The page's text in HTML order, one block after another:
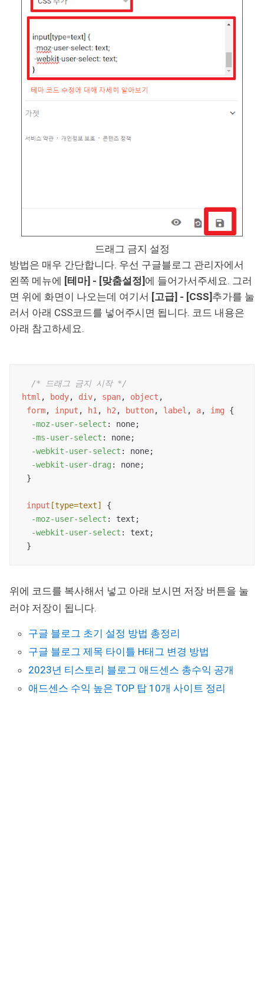
드래그 금지 설정
방법은 매우 간단합니다. 우선 구글블로그 관리자에서
왼쪽 메뉴에 [테마] - [맞춤설정]에 들어가서주세요. 그러
면 위에 화면이 나오는데 여기서 [고급] - [CSS]추가를 눌
러서 아래 CSS코드를 넣어주시면 됩니다. 코드 내용은
아래 참고하세요.
/* 드래그 금지 시작 */
html , body, div, span, object ,
form, input , h1 , h2 , button, label , a, img {
-moz-user-select : none;
-ms-user-select : none;
-webkit-user-select : none;
-webkit-user-drag : none;
}
input [type=text]
{
-moz-user-select : text;
-webkit-user-select : text;
}
위에 코드를 복사해서 넣고 아래 보시면 저장 버튼을 눌
러야 저장이 됩니다.
구글 블로그 초기 설정 방법 총정리
구글 블로그 제목 타이틀 H태그 변경 방법
2023년 티스토리 블로그 애드센스 총수익 공개
애드센스 수익 높은 TOP 탑 10개 사이트 정리